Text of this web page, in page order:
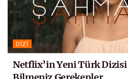
DIZI
Netflix’in Yeni Türk Dizisi